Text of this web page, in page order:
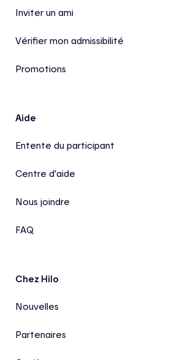
Inviter un ami
Vérifier mon admissibilité
Promotions
Aide
Entente du participant
Centre d’aide
Nous joindre
FAQ
Chez Hilo
Nouvelles
Partenaires